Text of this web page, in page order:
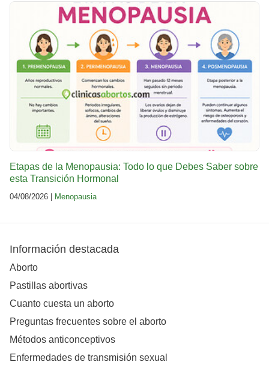
Etapas de la Menopausia: Todo lo que Debes Saber sobre
esta Transición Hormonal
04/08/2026 | Menopausia
Información destacada
Aborto
Pastillas abortivas
Cuanto cuesta un aborto
Preguntas frecuentes sobre el aborto
Métodos anticonceptivos
Enfermedades de transmisión sexual